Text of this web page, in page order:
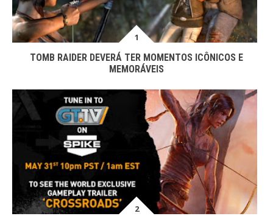
TOMB RAIDER DEVERÁ TER MOMENTOS ICÔNICOS E
MEMORÁVEIS